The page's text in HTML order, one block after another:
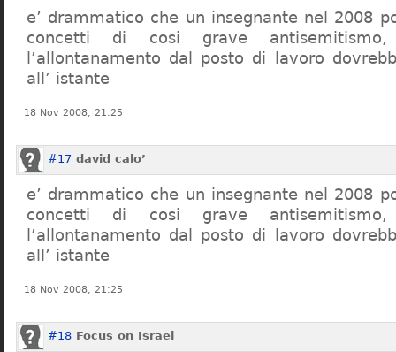
e’ drammatico che un insegnante nel 2008
concetti di cosi grave
l’allontanamento dal posto di lavoro
all’ istante
18 Nov 2008, 21:25
#17 david calo’
e’ drammatico che un insegnante nel 2008
concetti di cosi grave
l’allontanamento dal posto di lavoro
all’ istante
18 Nov 2008, 21:25
#18 Focus on Israel